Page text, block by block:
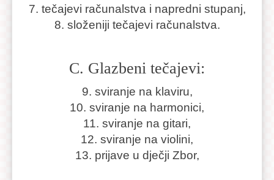
7. tečajevi računalstva i napredni stupanj,
8. složeniji tečajevi računalstva.
C. Glazbeni tečajevi:
9. sviranje na klaviru,
10. sviranje na harmonici,
11. sviranje na gitari,
12. sviranje na violini,
13. prijave u dječji Zbor,